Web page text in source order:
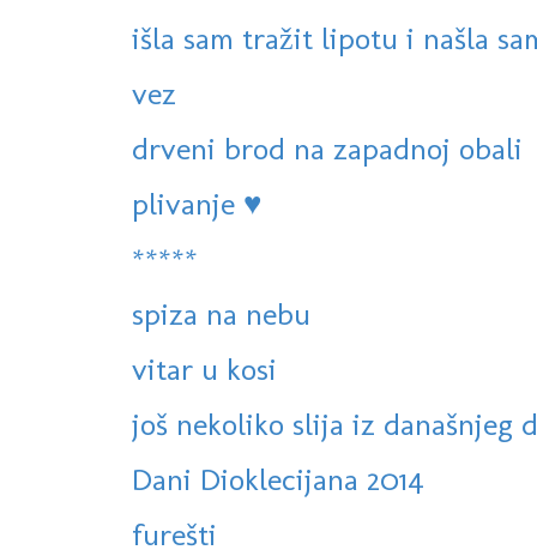
išla sam tražit lipotu i našla
vez
drveni brod na zapadnoj obali
plivanje ♥
*****
spiza na nebu
vitar u kosi
još nekoliko slija iz današnjeg
Dani Dioklecijana 2014
furešti